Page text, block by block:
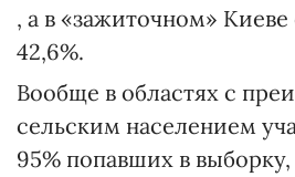
, а в «зажиточном»
42,6%.
Вообще в областях с
сельским населением
95% попавших в